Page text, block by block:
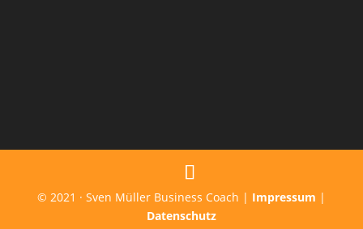
© 2021 · Sven Müller Business Coach | Impressum |
Datenschutz